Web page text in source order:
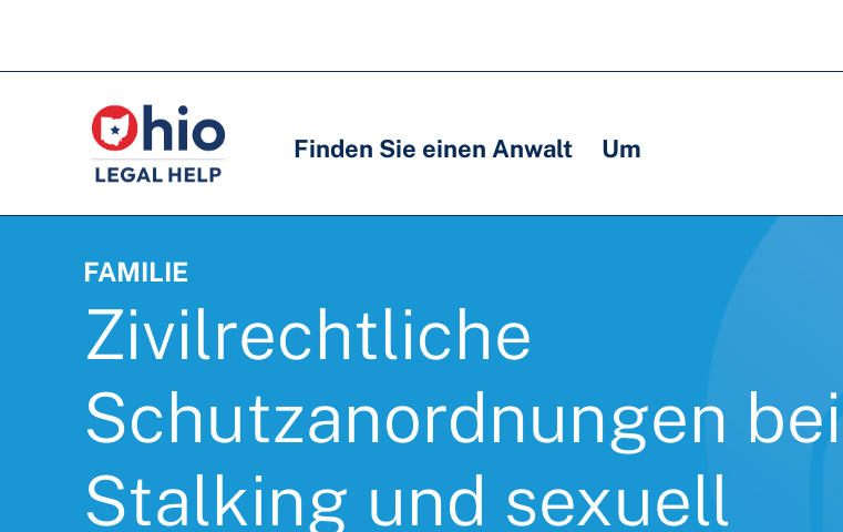
Finden Sie einen Anwalt Um
FAMILIE
Zivilrechtliche
Schutzanordnungen bei
Stalking und sexuell